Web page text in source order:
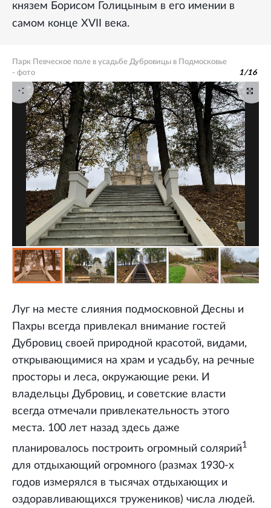
князем Борисом Голицыным в его имении в
самом конце XVII века.
Парк Певческое поле в усадьбе Дубровицы в Подмосковье
- фото
1/16
Луг на месте слияния подмосковной Десны и
Пахры всегда привлекал внимание гостей
Дубровиц своей природной красотой, видами,
открывающимися на храм и усадьбу, на речные
просторы и леса, окружающие реки. И
владельцы Дубровиц, и советские власти
всегда отмечали привлекательность этого
места. 100 лет назад здесь даже
планировалось построить огромный солярий1
для отдыхающий огромного (размах 1930-х
годов измерялся в тысячах отдыхающих и
оздоравливающихся тружеников) числа людей.